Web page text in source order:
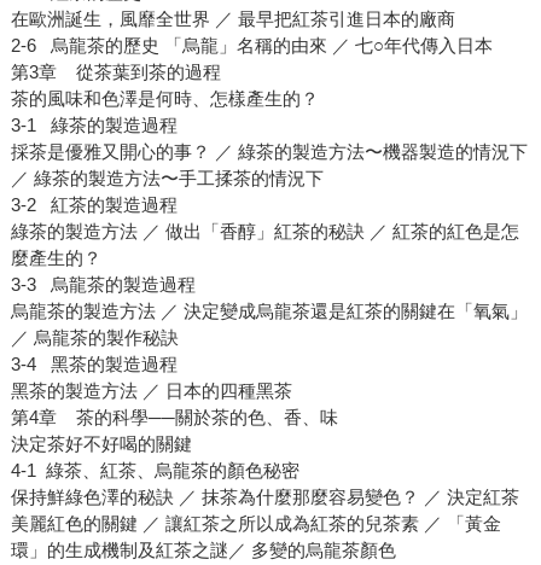
在歐洲誕生，風靡全世界 ／ 最早把紅茶引進日本的廠商
2-6 烏龍茶的歷史 「烏龍」名稱的由來 ／ 七○年代傳入日本
第3章 從茶葉到茶的過程
茶的風味和色澤是何時、怎樣產生的？
3-1 綠茶的製造過程
採茶是優雅又開心的事？ ／ 綠茶的製造方法〜機器製造的情況下
／ 綠茶的製造方法〜手工揉茶的情況下
3-2 紅茶的製造過程
綠茶的製造方法 ／ 做出「香醇」紅茶的秘訣 ／ 紅茶的紅色是怎
麼產生的？
3-3 烏龍茶的製造過程
烏龍茶的製造方法 ／ 決定變成烏龍茶還是紅茶的關鍵在「氧氣」
／ 烏龍茶的製作秘訣
3-4 黑茶的製造過程
黑茶的製造方法 ／ 日本的四種黑茶
第4章 茶的科學──關於茶的色、香、味
決定茶好不好喝的關鍵
4-1 綠茶、紅茶、烏龍茶的顏色秘密
保持鮮綠色澤的秘訣 ／ 抹茶為什麼那麼容易變色？ ／ 決定紅茶
美麗紅色的關鍵 ／ 讓紅茶之所以成為紅茶的兒茶素 ／ 「黃金
環」的生成機制及紅茶之謎／ 多變的烏龍茶顏色